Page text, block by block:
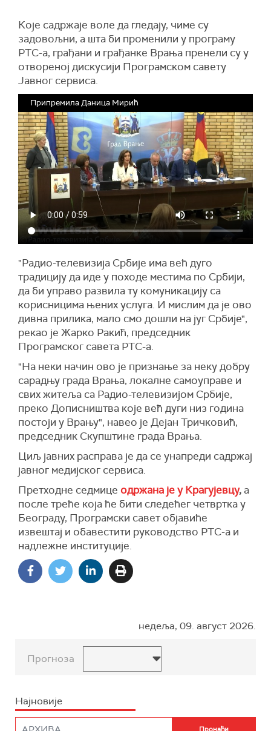
Које садржаје воле да гледају, чиме су
задовољни, а шта би променили у програму
РТС-а, грађани и грађанке Врања пренели су у
отвореној дискусији Програмском савету
Јавног сервиса.
Припремила Даница Мирић
"Радио-телевизија Србије има већ дуго
традицију да иде у походе местима по Србији,
да би управо развила ту комуникацију са
корисницима њених услуга. И мислим да је ово
дивна прилика, мало смо дошли на југ Србије",
рекао је Жарко Ракић, председник
Програмског савета РТС-а.
"На неки начин ово је признање за неку добру
сарадњу града Врања, локалне самоуправе и
свих житеља са Радио-телевизијом Србије,
преко Дописништва које већ дуги низ година
постоји у Врању", навео је Дејан Тричковић,
председник Скупштине града Врања.
Циљ јавних расправа је да се унапреди садржај
јавног медијског сервиса.
Претходне седмице одржана је у Крагујевцу, а
после треће која ће бити следећег четвртка у
Београду, Програмски савет објавиће
извештај и обавестити руководство РТС-а и
надлежне институције.
недеља, 09. август 2026.
Прогноза
Најновије